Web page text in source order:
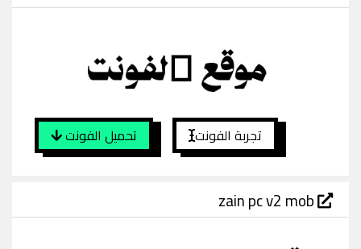
تحميل الفونت تجربة الفونت
zain pc v2 mob